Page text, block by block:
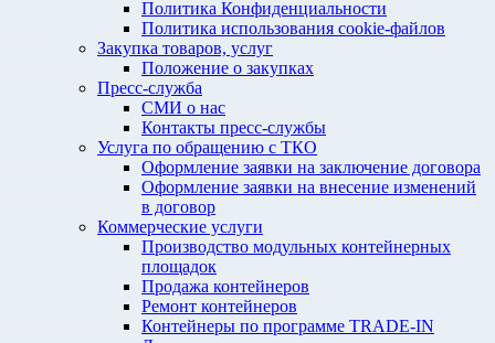
Политика Конфиденциальности
Политика использования cookie-файлов
Закупка товаров, услуг
Положение о закупках
Пресс-служба
СМИ о нас
Контакты пресс-службы
Услуга по обращению с ТКО
Оформление заявки на заключение договора
Оформление заявки на внесение изменений
в договор
Коммерческие услуги
Производство модульных контейнерных
площадок
Продажа контейнеров
Ремонт контейнеров
Контейнеры по программе TRADE-IN